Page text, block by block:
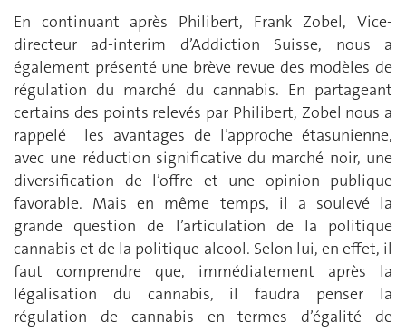
En continuant après Philibert, Frank Zobel, Vice-
directeur ad-interim d’Addiction Suisse, nous a
également présenté une brève revue des modèles de
régulation du marché du cannabis. En partageant
certains des points relevés par Philibert, Zobel nous a
rappelé les avantages de l’approche étasunienne,
avec une réduction significative du marché noir, une
diversification de l’offre et une opinion publique
favorable. Mais en même temps, il a soulevé la
grande question de l’articulation de la politique
cannabis et de la politique alcool. Selon lui, en effet, il
faut comprendre que, immédiatement après la
légalisation du cannabis, il faudra penser la
régulation de cannabis en termes d’égalité de